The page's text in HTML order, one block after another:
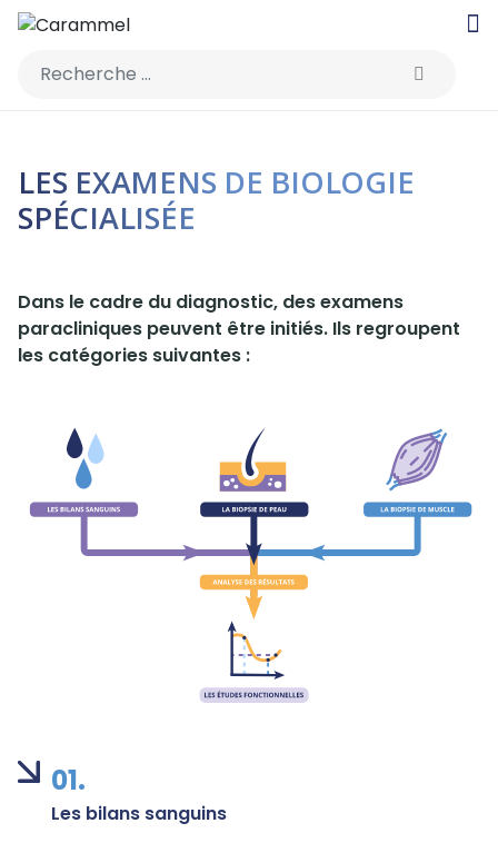
Rechercher
LES EXAMENS DE BIOLOGIE
SPÉCIALISÉE
Dans le cadre du diagnostic, des examens
paracliniques peuvent être initiés. Ils regroupent
les catégories suivantes :
01.
Les bilans sanguins